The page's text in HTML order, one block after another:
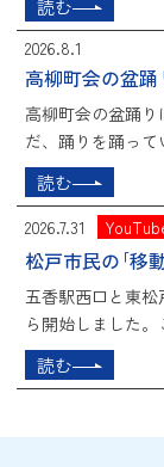
読む
2026.8.1
高柳町会の盆
高柳町会の盆踊り
だ、踊りを踊って
読む
2026.7.31
松戸市民の｢移
五香駅西口と東松
ら開始しました。
読む